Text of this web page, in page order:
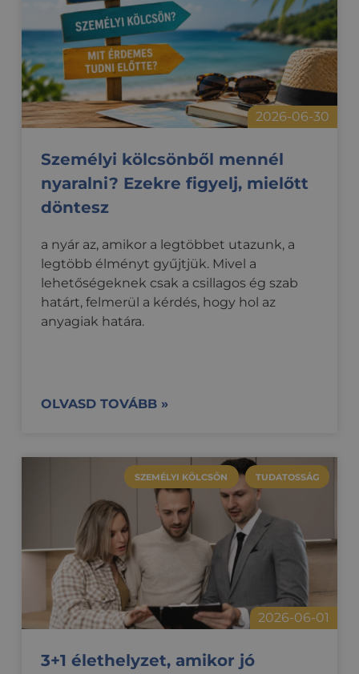
2026-06-30
Személyi kölcsönből mennél
nyaralni? Ezekre figyelj, mielőtt
döntesz
a nyár az, amikor a legtöbbet utazunk, a
legtöbb élményt gyűjtjük. Mivel a
lehetőségeknek csak a csillagos ég szab
határt, felmerül a kérdés, hogy hol az
anyagiak határa.
OLVASD TOVÁBB »
SZEMÉLYI KÖLCSÖN TUDATOSSÁG
2026-06-01
3+1 élethelyzet, amikor jó